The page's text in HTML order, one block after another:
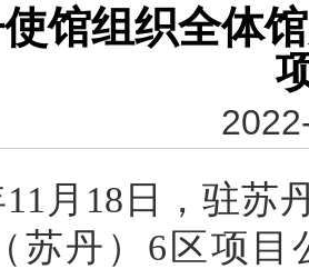
馆组织全体
11月18日，驻苏
苏丹）6区项